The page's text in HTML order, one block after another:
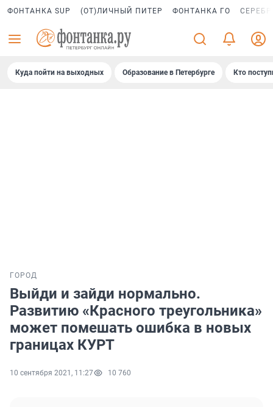
ФОНТАНКА SUP (ОТ)ЛИЧНЫЙ ПИТЕР ФОНТАНКА ГО
Куда пойти на выходных Образование в Петербурге Кто
ГОРОД
Выйди и зайди нормально.
Развитию «Красного треугольника»
может помешать ошибка в новых
границах КУРТ
10 сентября 2021, 11:27 10 760